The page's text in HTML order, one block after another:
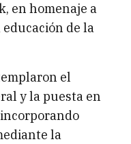
en homenaje a
de la
el
y la puesta en
la